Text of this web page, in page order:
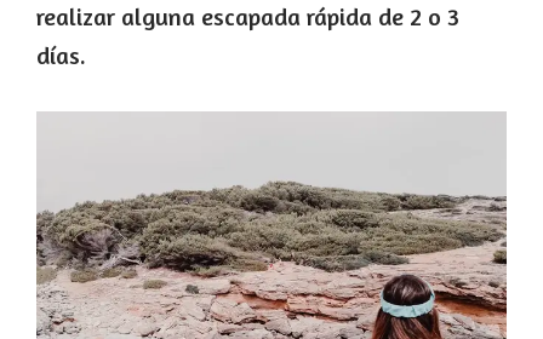
realizar alguna escapada rápida de 2 o 3
días.